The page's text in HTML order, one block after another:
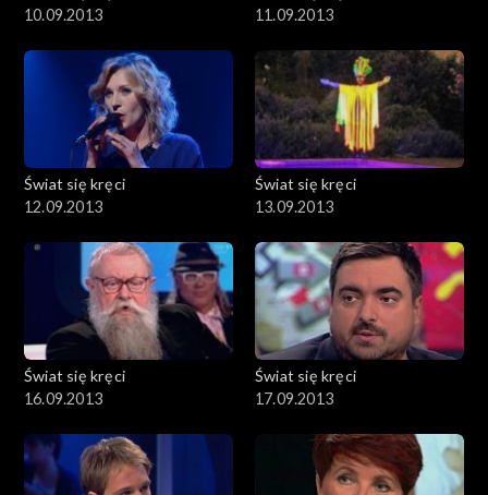
10.09.2013
11.09.2013
Świat się kręci
12.09.2013
Świat się kręci
13.09.2013
Świat się kręci
16.09.2013
Świat się kręci
17.09.2013